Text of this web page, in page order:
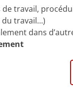
de travail,
du travail…)
dans